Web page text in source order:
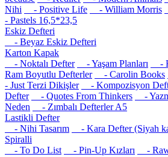
Nihi
- Positive Life - William Morris
- Pastels 16,5*23,5
Eskiz Defteri
- Beyaz Eskiz Defteri
Karton Kapak
- Noktalı Defter
- Yaşam Planları -
Ram Boyutlu Defterler
- Carolin Books
- Just Terzi Dikişler
- Kompozisyon
Defter
- Quotes From Thinkers
-
Neden
- Zımbalı Defterler A5
Lastikli Defter
- Nihi Tasarım
- Kara Defter (Siyah
Spiralli
- To Do List
- Pin-Up Kızları
-